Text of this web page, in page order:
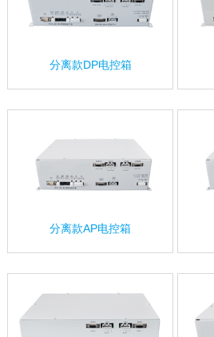
分离款DP电控箱
分离款AP电控箱